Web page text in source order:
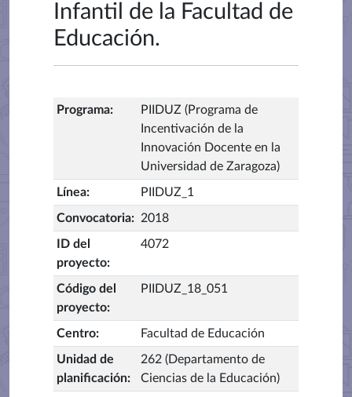
Infantil de la Facultad de
Educación.
Programa:
PIIDUZ (Programa de
Incentivación de la
Innovación Docente en la
Universidad de Zaragoza)
Línea: PIIDUZ_1
Convocatoria: 2018
ID del
proyecto:
4072
Código del
proyecto:
PIIDUZ_18_051
Centro: Facultad de Educación
Unidad de
planificación:
262 (Departamento de
Ciencias de la Educación)